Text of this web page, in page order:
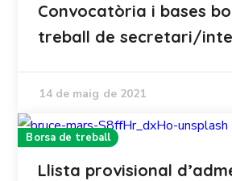
Convocatòria i bases
treball de secretari/
14 de maig de 2021
Borsa de treball
Llista provisional